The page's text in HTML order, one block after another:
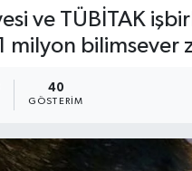
ve TÜBİTAK
milyon bilimsever
40
GÖSTERIM